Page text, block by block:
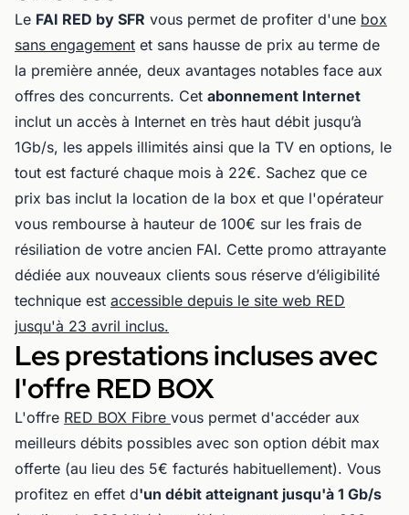
Le FAI RED by SFR vous permet de profiter d'une box
sans engagement et sans hausse de prix au terme de
la première année, deux avantages notables face aux
offres des concurrents. Cet abonnement Internet
inclut un accès à Internet en très haut débit jusqu’à
1Gb/s, les appels illimités ainsi que la TV en options, le
tout est facturé chaque mois à 22€. Sachez que ce
prix bas inclut la location de la box et que l'opérateur
vous rembourse à hauteur de 100€ sur les frais de
résiliation de votre ancien FAI. Cette promo attrayante
dédiée aux nouveaux clients sous réserve d’éligibilité
technique est accessible depuis le site web RED
jusqu'à 23 avril inclus.
Les prestations incluses avec
l'offre RED BOX
L'offre RED BOX Fibre vous permet d'accéder aux
meilleurs débits possibles avec son option débit max
offerte (au lieu des 5€ facturés habituellement). Vous
profitez en effet d'un débit atteignant jusqu'à 1 Gb/s